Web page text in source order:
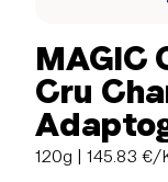
MAGIC
Cru
120g | 145.83 €/